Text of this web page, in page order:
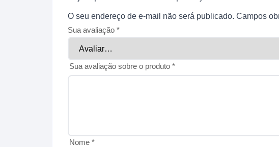
O seu endereço de e-mail não será publicado. Campos
Sua avaliação *
Sua avaliação sobre o produto *
Nome *